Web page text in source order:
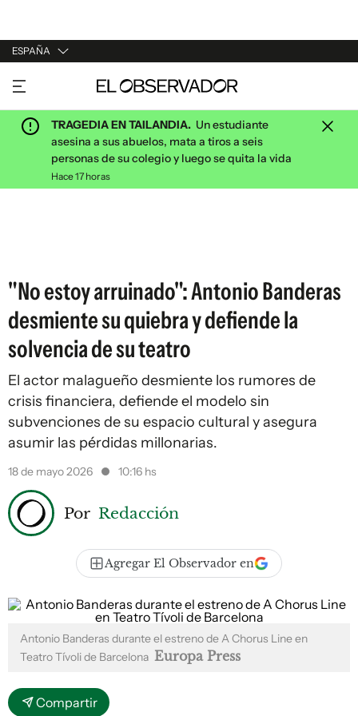
ESPAÑA
URUGUAY
ARGENTINA
ESPAÑA
ESTADOS UNIDOS
TRAGEDIA EN TAILANDIA. Un estudiante
asesina a sus abuelos, mata a tiros a seis
personas de su colegio y luego se quita la vida
Hace 17 horas
"No estoy arruinado": Antonio Banderas
desmiente su quiebra y defiende la
solvencia de su teatro
El actor malagueño desmiente los rumores de
crisis financiera, defiende el modelo sin
subvenciones de su espacio cultural y asegura
asumir las pérdidas millonarias.
18 de mayo 2026 10:16 hs
Por Redacción
Agregar El Observador en
Antonio Banderas durante el estreno de A Chorus Line en
Teatro Tívoli de Barcelona Europa Press
Compartir